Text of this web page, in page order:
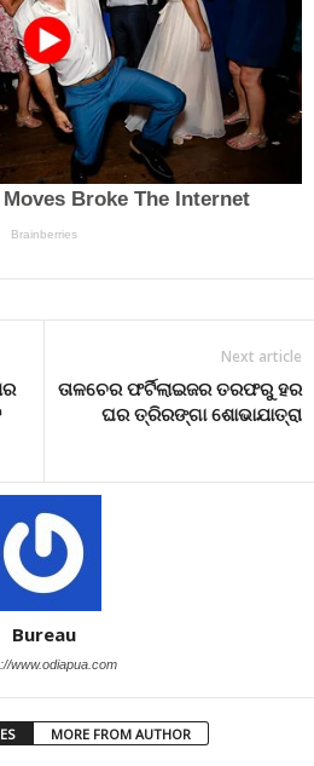
Next article
ତାଳଚେର ଫର୍ଟିଲାଇଜର ତରଫରୁ ହର
ଘର ତ୍ରିରଙ୍ଗା ଶୋଭାଯାତ୍ରା
Bureau
www.odiapua.com
MORE FROM AUTHOR